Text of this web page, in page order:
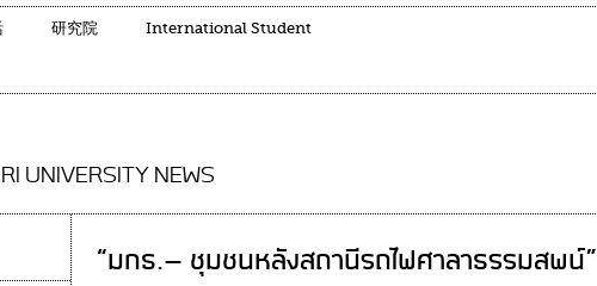
研究院 International Student
UNIVERSITY NEWS
“มกธ.- ชุมชนหลังสถานีรถไฟศาลาธรรมสพน์”